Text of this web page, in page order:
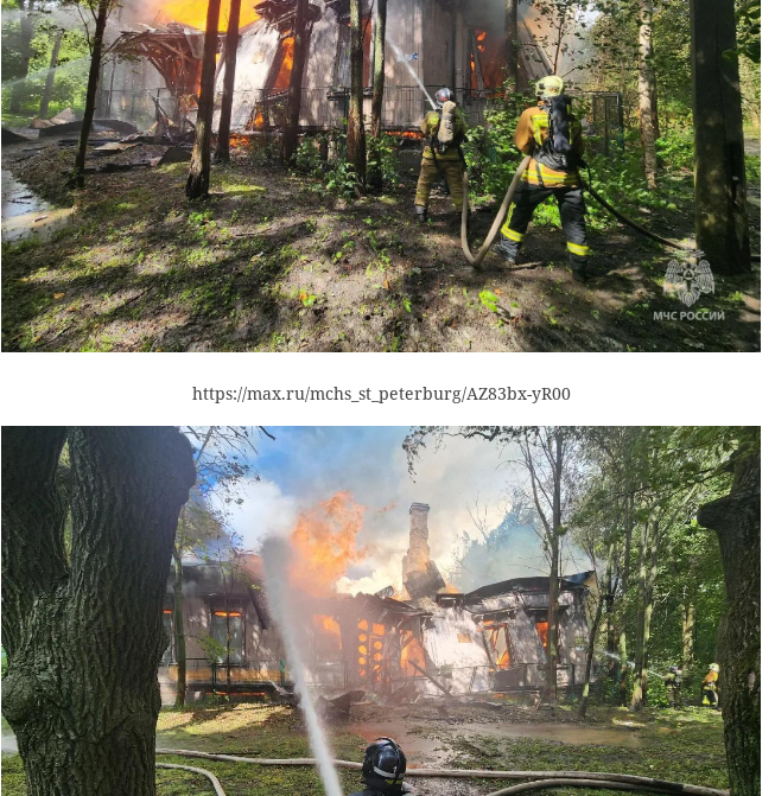
https://max.ru/mchs_st_peterburg/AZ83bx-yR00
Фото: Скриншот прямой трансляции
александр дрозденко гатчинский округ